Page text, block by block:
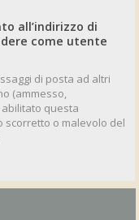
all’indirizzo di
come utente
di posta ad altri
(ammesso,
questa
scorretto o malevolo del